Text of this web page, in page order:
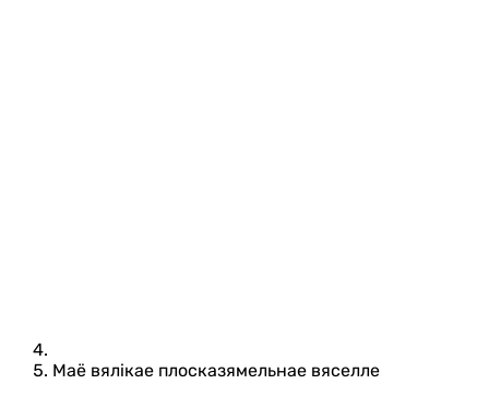
Маё вялікае плосказямельнае вяселле